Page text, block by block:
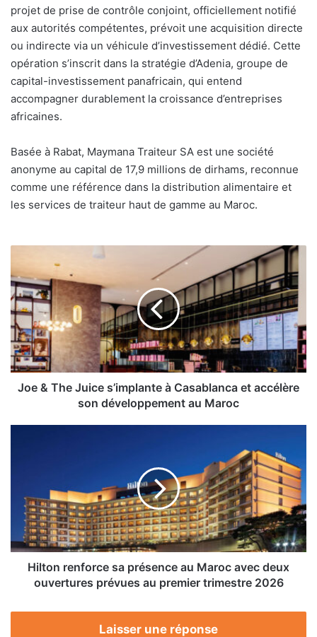
projet de prise de contrôle conjoint, officiellement notifié
aux autorités compétentes, prévoit une acquisition directe
ou indirecte via un véhicule d’investissement dédié. Cette
opération s’inscrit dans la stratégie d’Adenia, groupe de
capital-investissement panafricain, qui entend
accompagner durablement la croissance d’entreprises
africaines.
Basée à Rabat, Maymana Traiteur SA est une société
anonyme au capital de 17,9 millions de dirhams, reconnue
comme une référence dans la distribution alimentaire et
les services de traiteur haut de gamme au Maroc.
The
Juice
s’implante
à
Casablanca
et
accélère
son
développement
Joe & The Juice s’implante à Casablanca et accélère
son développement au Maroc
Maroc
avec
deux
ouvertures
prévues
trimestre
Hilton renforce sa présence au Maroc avec deux
ouvertures prévues au premier trimestre 2026
Laisser une réponse